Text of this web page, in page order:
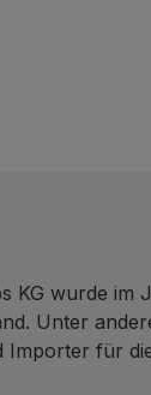
KG wurde
Unter
Importer für